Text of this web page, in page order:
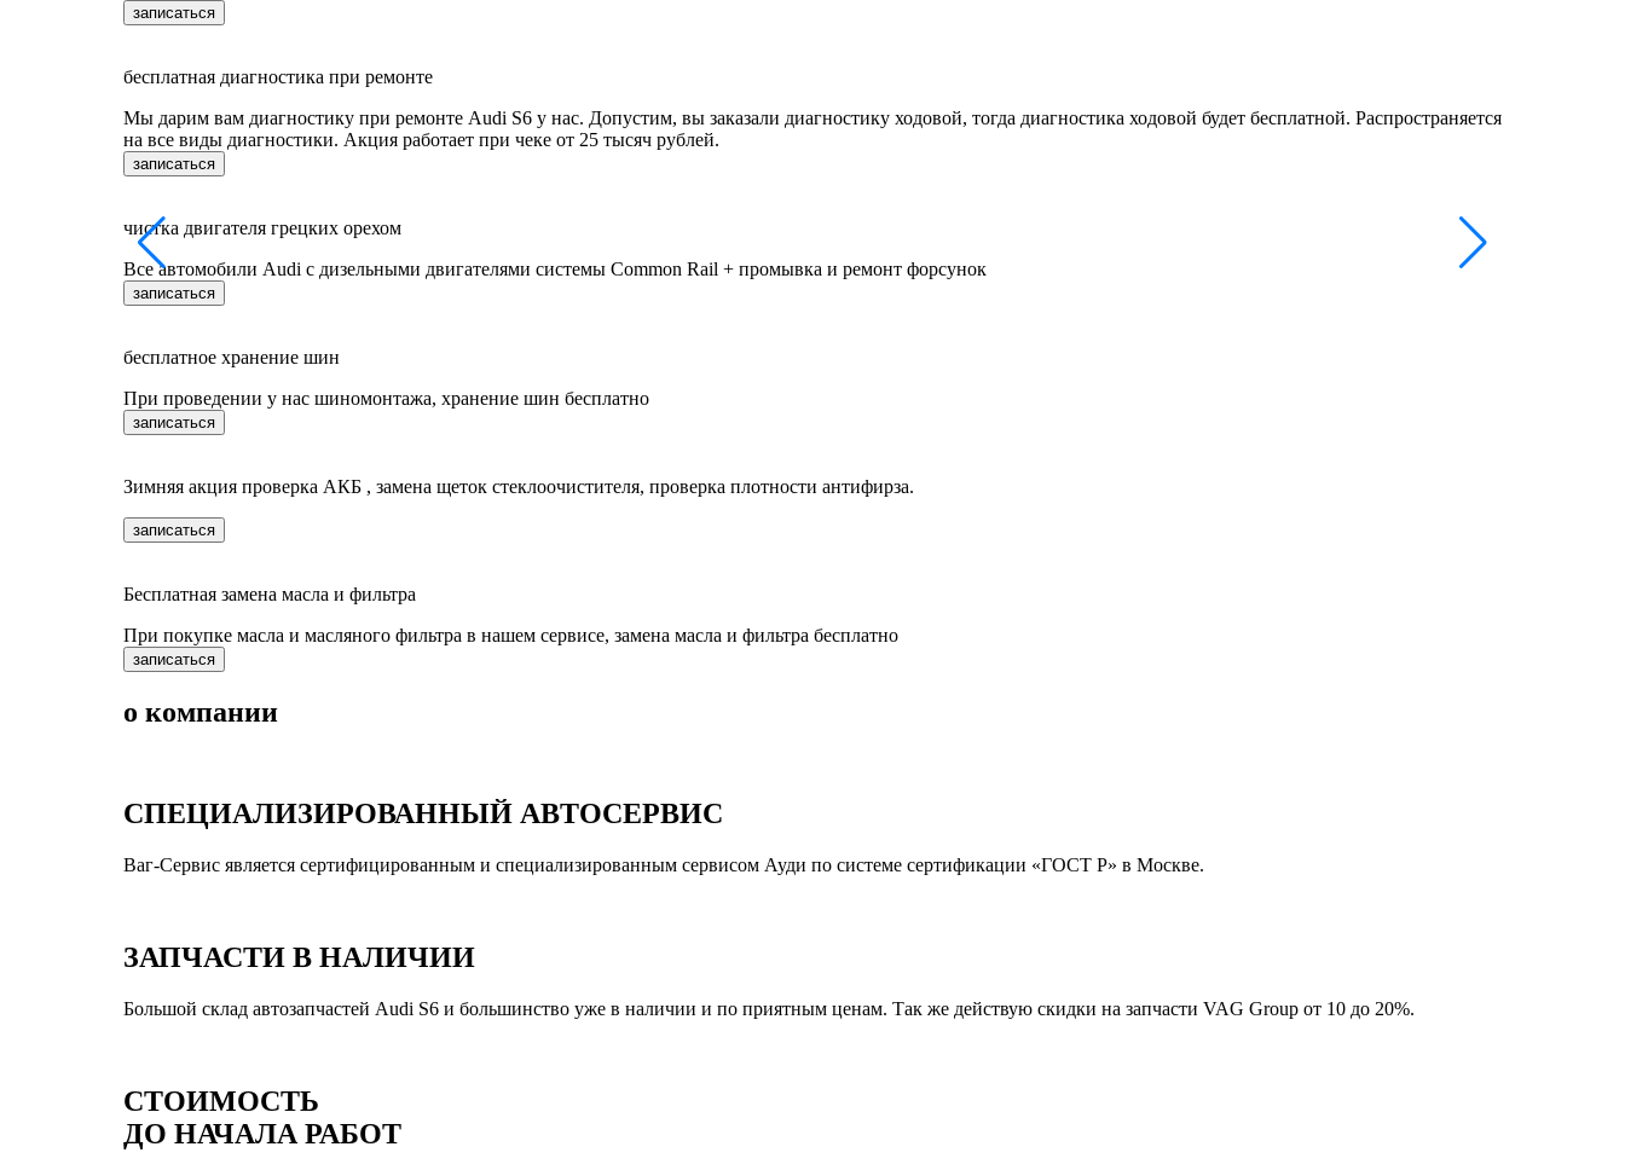
записаться
бесплатная диагностика при ремонте
Мы дарим вам диагностику при ремонте Audi S6 у нас. Допустим, вы заказали диагностику ходовой, тогда диагностика ходовой будет бесплатной. Распространяется
на все виды диагностики. Акция работает при чеке от 25 тысяч рублей.
записаться
чистка двигателя грецких орехом
Все автомобили Audi c дизельными двигателями системы Common Rail + промывка и ремонт форсунок
записаться
бесплатное хранение шин
При проведении у нас шиномонтажа, хранение шин бесплатно
записаться
Зимняя акция проверка АКБ , замена щеток стеклоочистителя, проверка плотности антифирза.
записаться
Бесплатная замена масла и фильтра
При покупке масла и масляного фильтра в нашем сервисе, замена масла и фильтра бесплатно
записаться
о компании
СПЕЦИАЛИЗИРОВАННЫЙ АВТОСЕРВИС
Ваг-Сервис является сертифицированным и специализированным сервисом Ауди по системе сертификации «ГОСТ Р» в Москве.
ЗАПЧАСТИ В НАЛИЧИИ
Большой склад автозапчастей Audi S6 и большинство уже в наличии и по приятным ценам. Так же действую скидки на запчасти VAG Group от 10 до 20%.
СТОИМОСТЬ
ДО НАЧАЛА РАБОТ